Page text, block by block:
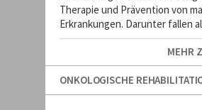
Therapie und Prävention von
Erkrankungen. Darunter fallen
MEHR
ONKOLOGISCHE